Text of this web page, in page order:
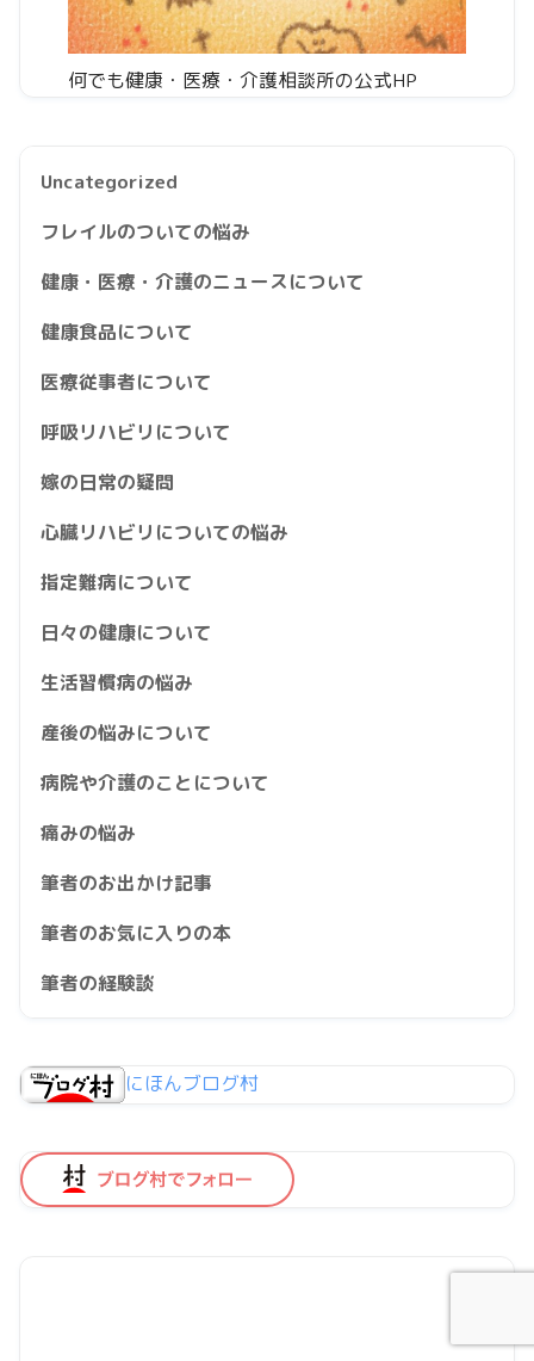
何でも健康・医療・介護相談所の公式HP
Uncategorized
フレイルのついての悩み
健康・医療・介護のニュースについて
健康食品について
医療従事者について
呼吸リハビリについて
嫁の日常の疑問
心臓リハビリについての悩み
指定難病について
日々の健康について
生活習慣病の悩み
産後の悩みについて
病院や介護のことについて
痛みの悩み
筆者のお出かけ記事
筆者のお気に入りの本
筆者の経験談
にほんブログ村